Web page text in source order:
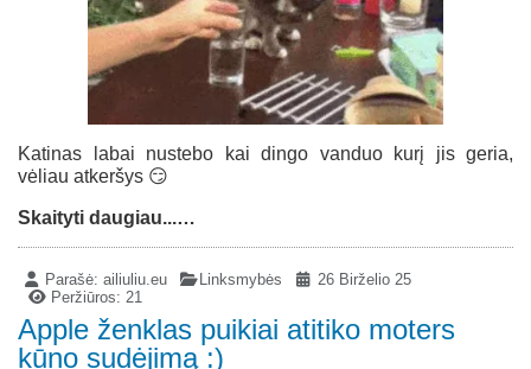
Katinas labai nustebo kai dingo vanduo kurį jis geria,
vėliau atkeršys 😏
Skaityti daugiau...…
Parašė:ailiuliu.eu Linksmybės
26 Birželio 25
Peržiūros: 21
Apple ženklas puikiai atitiko moters
kūno sudėjimą :)